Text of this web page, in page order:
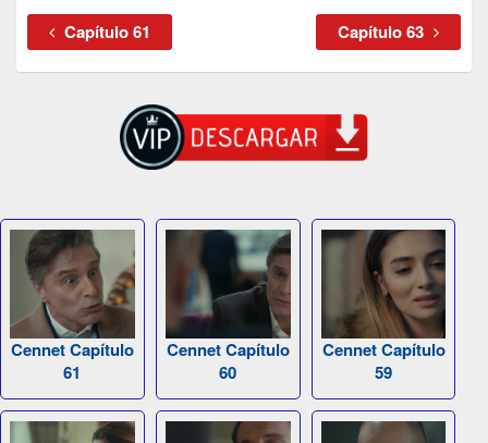
Capítulo 61 Capítulo 63
Cennet Capítulo
61
Cennet Capítulo
60
Cennet Capítulo
59